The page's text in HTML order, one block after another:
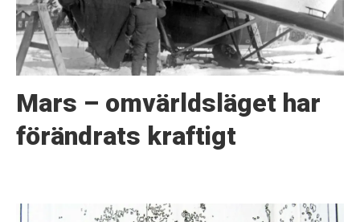
Mars – omvärldsläget har
förändrats kraftigt